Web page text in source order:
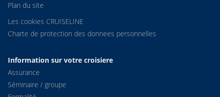
Plan du site
Les cookies CRUISELINE
Charte de protection des donnees personnelles
Information sur votre croisiere
Assurance
Séminaire / groupe